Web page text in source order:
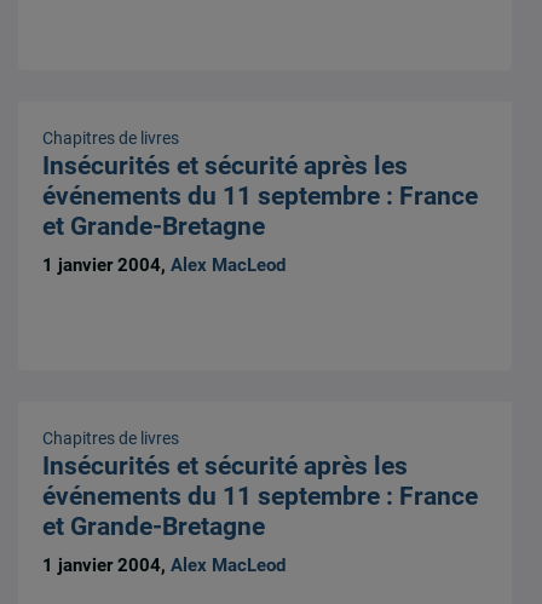
Chapitres de livres
Insécurités et sécurité après les
événements du 11 septembre : France
et Grande-Bretagne
1 janvier 2004,Alex MacLeod
Chapitres de livres
Insécurités et sécurité après les
événements du 11 septembre : France
et Grande-Bretagne
1 janvier 2004,Alex MacLeod